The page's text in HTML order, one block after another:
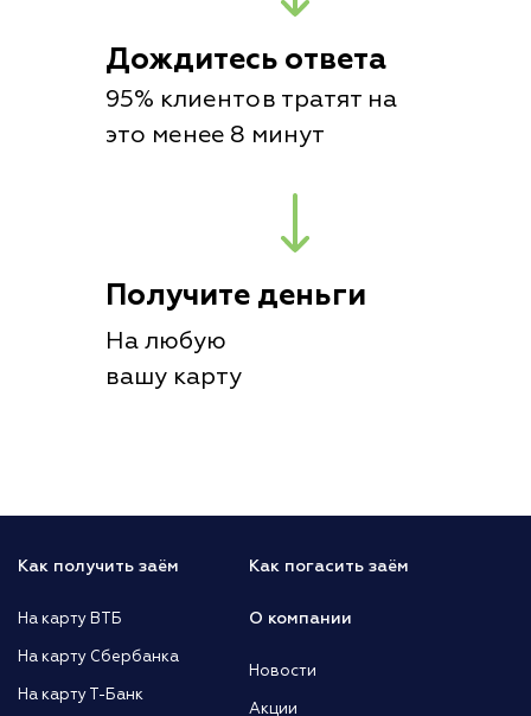
Дождитесь ответа
95% клиентов тратят на
это менее 8 минут
Получите деньги
На любую
вашу карту
Как получить заём
На карту ВТБ
На карту Сбербанка
На карту Т-Банк
Как погасить заём
О компании
Новости
Акции